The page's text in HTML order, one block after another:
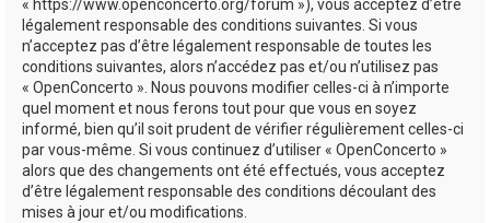
« https://www.openconcerto.org/forum »), vous acceptez d’être
légalement responsable des conditions suivantes. Si vous
n’acceptez pas d’être légalement responsable de toutes les
conditions suivantes, alors n’accédez pas et/ou n’utilisez pas
« OpenConcerto ». Nous pouvons modifier celles-ci à n’importe
quel moment et nous ferons tout pour que vous en soyez
informé, bien qu’il soit prudent de vérifier régulièrement celles-ci
par vous-même. Si vous continuez d’utiliser « OpenConcerto »
alors que des changements ont été effectués, vous acceptez
d’être légalement responsable des conditions découlant des
mises à jour et/ou modifications.